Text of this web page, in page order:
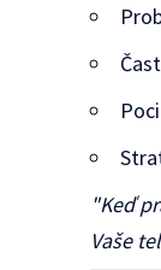
"Keď
Vaše